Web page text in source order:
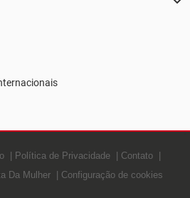
Política de Privacidade
Contato
Da Mulher Configuração de cookies